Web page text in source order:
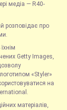
медіа — R40-
розповідає про
Getty Images,
«Styler»
на
матеріалів,